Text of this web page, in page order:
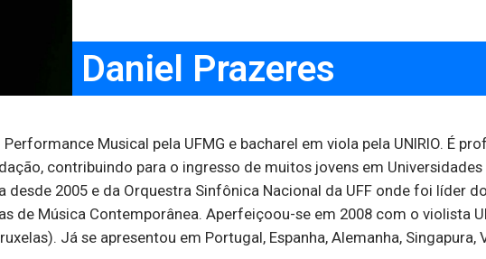
Daniel Prazeres
Musical pela UFMG e bacharel em viola pela UNIRIO. É
contribuindo para o ingresso de muitos jovens em
desde 2005 e da Orquestra Sinfônica Nacional da UFF onde foi líder
de Música Contemporânea. Aperfeiçoou-se em 2008 com o violista
Já se apresentou em Portugal, Espanha, Alemanha, Singapura,